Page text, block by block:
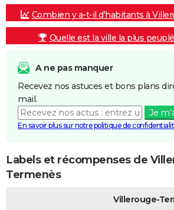
Combien y a-t-il d'habitants à
Quelle est la ville la plus
A ne pas manquer
Recevez nos astuces et bons plans
mail.
Je
En savoir plus sur notre politique de
Labels et récompenses de
Termenès
Villerouge-